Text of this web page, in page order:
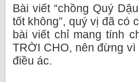
Bài viết “chồng Quý
tốt không”, quý vị đã có
bài viết chỉ mang tính
TRỜI CHO, nên đừng
điều ác.